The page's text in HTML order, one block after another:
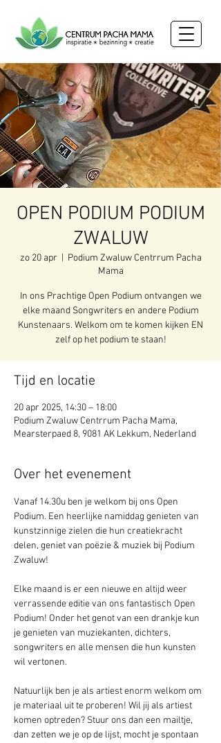
OPEN PODIUM PODIUM
ZWALUW
zo 20 apr
Podium Zwaluw Centrrum Pacha
Mama
In ons Prachtige Open Podium ontvangen we
elke maand Songwriters en andere Podium
Kunstenaars. Welkom om te komen kijken EN
zelf op het podium te staan!
Tijd en locatie
20 apr 2025, 14:30 – 18:00
Podium Zwaluw Centrrum Pacha Mama,
Mearsterpaed 8, 9081 AK Lekkum, Nederland
Over het evenement
Vanaf 14.30u ben je welkom bij ons Open
Podium. Een heerlijke namiddag genieten van
kunstzinnige zielen die hun creatiekracht
delen, geniet van poëzie & muziek bij Podium
Zwaluw!
Elke maand is er een nieuwe en altijd weer
verrassende editie van ons fantastisch Open
Podium! Onder het genot van een drankje kun
je genieten van muziekanten, dichters,
songwriters en alle mensen die hun kunsten
wil vertonen.
Natuurlijk ben je als artiest enorm welkom om
je materiaal uit te proberen! Wil jij als artiest
komen optreden? Stuur ons dan een mailtje,
dan zetten we je op de lijst, mocht je spontaan